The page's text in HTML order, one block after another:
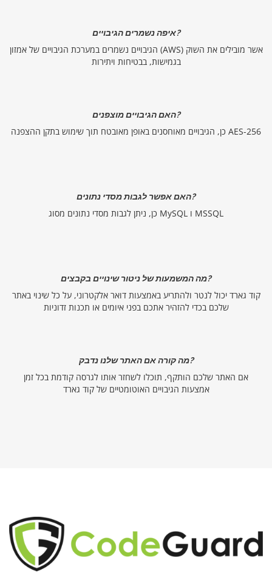
איפה נשמרים הגיבויים?
הגיבויים נשמרים במערכת הגיבויים של אמזון (AWS) אשר מובילים את השוק
בגמישות, בבטיחות ויתירות
האם הגיבויים מוצפנים?
כן, הגיבויים מאוחסנים באופן מאובטח תוך שימוש בתקן ההצפנה AES-256
האם אפשר לגבות מסדי נתונים?
כן, ניתן לגבות מסדי נתונים מסוג MySQL ו MSSQL
מה המשמעות של ניטור שינויים בקבצים?
קוד גארד יכול לנטר ולהתריע באמצעות דואר אלקטרוני, על כל שינוי באתר
שלכם בכדי להזהיר אתכם בפני איומים או תכנות זדוניות
מה קורה אם האתר שלנו נדבק?
אם האתר שלכם הותקף, תוכלו לשחזר אותו לגרסה קודמת בכל זמן
אמצעות הגיבויים האוטומטיים של קוד גארד